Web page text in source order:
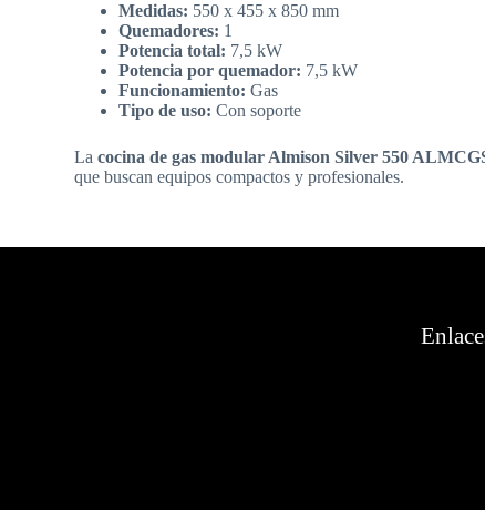
Medidas: 550 x 455 x 850 mm
Quemadores: 1
Potencia total: 7,5 kW
Potencia por quemador: 7,5 kW
Funcionamiento: Gas
Tipo de uso: Con soporte
Lacocina de gas modular Almison Silver 550
que buscan equipos compactos y profesionales.